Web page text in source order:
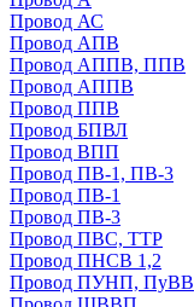
Провод АС
Провод АПВ
Провод АППВ, ППВ
Провод АППВ
Провод ППВ
Провод БПВЛ
Провод ВПП
Провод ПВ-1, ПВ-3
Провод ПВ-1
Провод ПВ-3
Провод ПВС, ТТР
Провод ПНСВ 1,2
Провод ПУНП, ПуВВ